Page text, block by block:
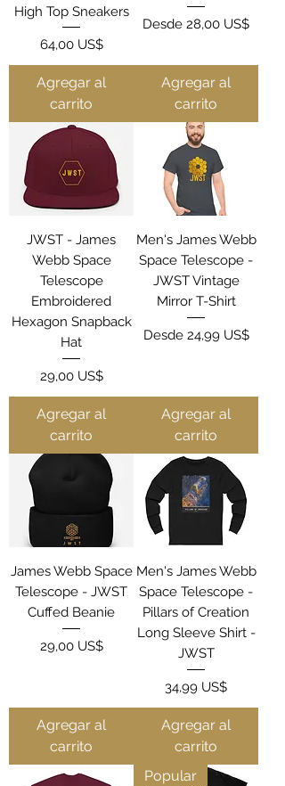
High Top Sneakers
Precio
64,00 US$
Agregar al
carrito
Desde 28,00 US$
Precio de oferta
Agregar al
carrito
JWST - James
Webb Space
Telescope
Embroidered
Hexagon Snapback
Hat
Precio
29,00 US$
Agregar al
carrito
Men's James Webb
Space Telescope -
JWST Vintage
Mirror T-Shirt
Desde 24,99 US$
Precio de oferta
Agregar al
carrito
James Webb Space
Telescope - JWST
Cuffed Beanie
Precio
29,00 US$
Agregar al
carrito
Men's James Webb
Space Telescope -
Pillars of Creation
Long Sleeve Shirt -
JWST
Precio
34,99 US$
Agregar al
carrito
Popular